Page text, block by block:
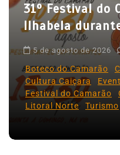
s
31º Festival do
Ilhabela
5 de agosto de 2026
Boteco do Camarão
Cultura Caiçara
Festival do Camarão
Litoral Norte
Turismo